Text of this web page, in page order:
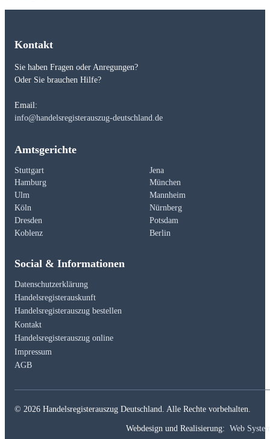
Kontakt
Sie haben Fragen oder Anregungen?
Oder Sie brauchen Hilfe?
Email:
info@handelsregisterauszug-deutschland.de
Amtsgerichte
Stuttgart
Jena
Hamburg
München
Ulm
Mannheim
Köln
Nürnberg
Dresden
Potsdam
Koblenz
Berlin
Social & Informationen
Datenschutzerklärung
Handelsregisterauskunft
Handelsregisterauszug bestellen
Kontakt
Handelsregisterauszug online
Impressum
AGB
© 2026 Handelsregisterauszug Deutschland. Alle Rechte vorbehalten.
Webdesign und Realisierung: Web